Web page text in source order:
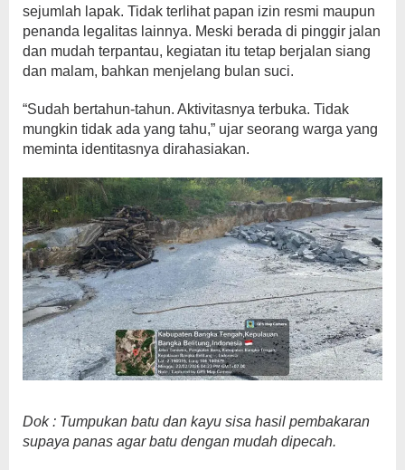
sejumlah lapak. Tidak terlihat papan izin resmi maupun
penanda legalitas lainnya. Meski berada di pinggir jalan
dan mudah terpantau, kegiatan itu tetap berjalan siang
dan malam, bahkan menjelang bulan suci.
“Sudah bertahun-tahun. Aktivitasnya terbuka. Tidak
mungkin tidak ada yang tahu,” ujar seorang warga yang
meminta identitasnya dirahasiakan.
Dok : Tumpukan batu dan kayu sisa hasil pembakaran
supaya panas agar batu dengan mudah dipecah.